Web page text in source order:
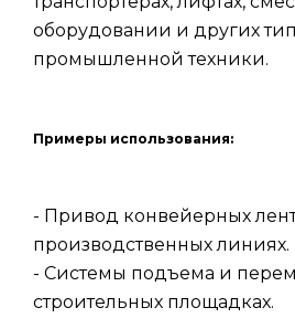
оборудовании и других
промышленной техники.
Примеры использования:
- Привод конвейерных
производственных линиях.
- Системы подъема и
строительных площадках.